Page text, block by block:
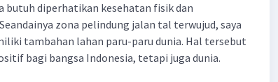
butuh diperhatikan kesehatan fisik dan
zona pelindung jalan tal terwujud, saya
tambahan lahan paru-paru dunia. Hal tersebut
bagi bangsa Indonesia, tetapi juga dunia.